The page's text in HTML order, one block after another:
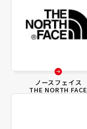
ノースフェイス
THE NORTH FACE